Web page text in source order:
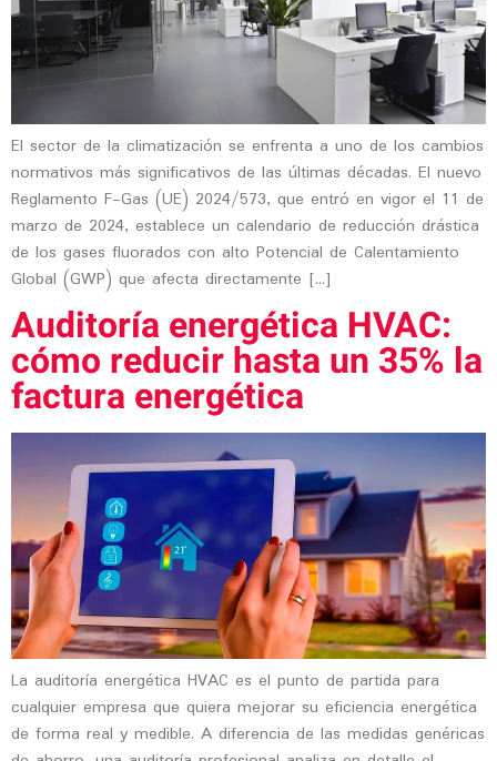
El sector de la climatización se enfrenta a uno de los cambios
normativos más significativos de las últimas décadas. El nuevo
Reglamento F-Gas (UE) 2024/573, que entró en vigor el 11 de
marzo de 2024, establece un calendario de reducción drástica
de los gases fluorados con alto Potencial de Calentamiento
Global (GWP) que afecta directamente […]
Auditoría energética HVAC:
cómo reducir hasta un 35% la
factura energética
La auditoría energética HVAC es el punto de partida para
cualquier empresa que quiera mejorar su eficiencia energética
de forma real y medible. A diferencia de las medidas genéricas